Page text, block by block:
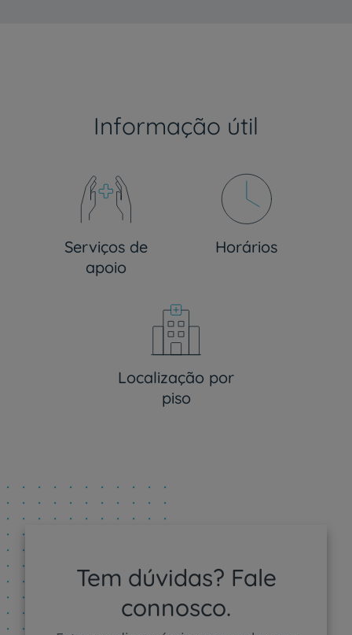
Informação útil
Serviços de
apoio
Horários
Localização por
piso
Tem dúvidas? Fale
connosco.